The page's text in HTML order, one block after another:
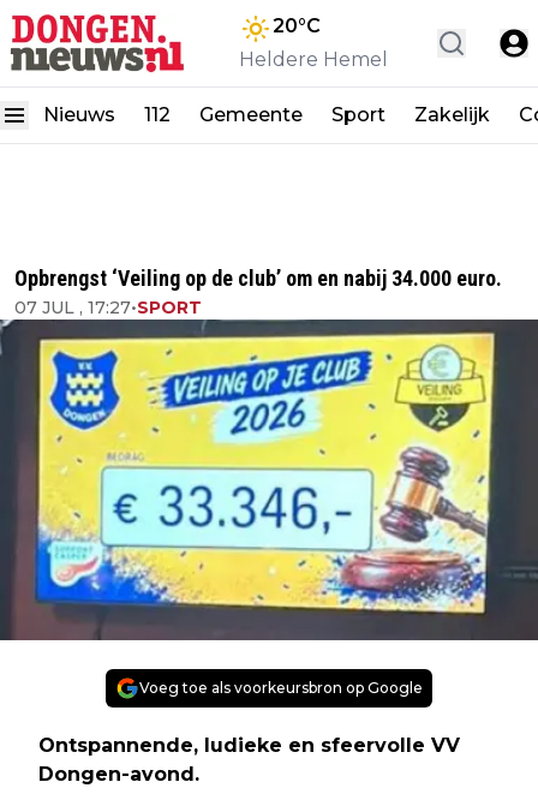
20°C
Heldere Hemel
Nieuws 112 Gemeente Sport Zakelijk
Opbrengst ‘Veiling op de club’ om en nabij 34.000 euro.
07 JUL , 17:27•SPORT
Voeg toe als voorkeursbron op Google
Ontspannende, ludieke en sfeervolle VV
Dongen-avond.